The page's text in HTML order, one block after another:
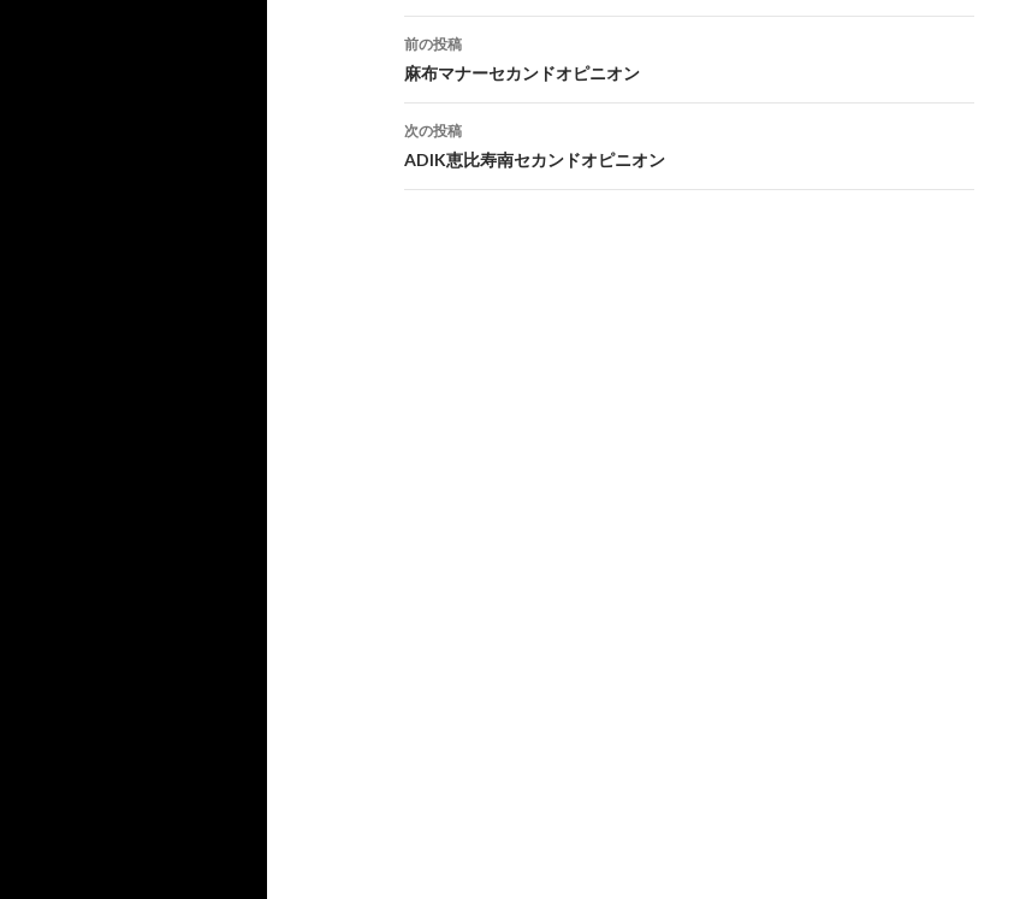
投
稿
ナ
ビ
ゲ
前の投稿
麻布マナーセカンドオピニオン
次の投稿
ADIK恵比寿南セカンドオピニオン